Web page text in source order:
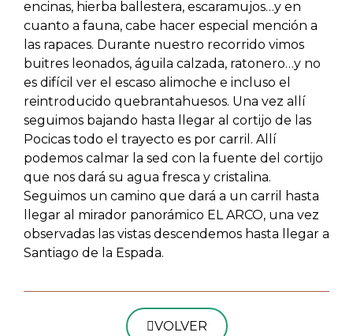
encinas, hierba ballestera, escaramujos…y en
cuanto a fauna, cabe hacer especial mención a
las rapaces. Durante nuestro recorrido vimos
buitres leonados, águila calzada, ratonero…y no
es difícil ver el escaso alimoche e incluso el
reintroducido quebrantahuesos. Una vez allí
seguimos bajando hasta llegar al cortijo de las
Pocicas todo el trayecto es por carril. Allí
podemos calmar la sed con la fuente del cortijo
que nos dará su agua fresca y cristalina.
Seguimos un camino que dará a un carril hasta
llegar al mirador panorámico EL ARCO, una vez
observadas las vistas descendemos hasta llegar a
Santiago de la Espada.
VOLVER